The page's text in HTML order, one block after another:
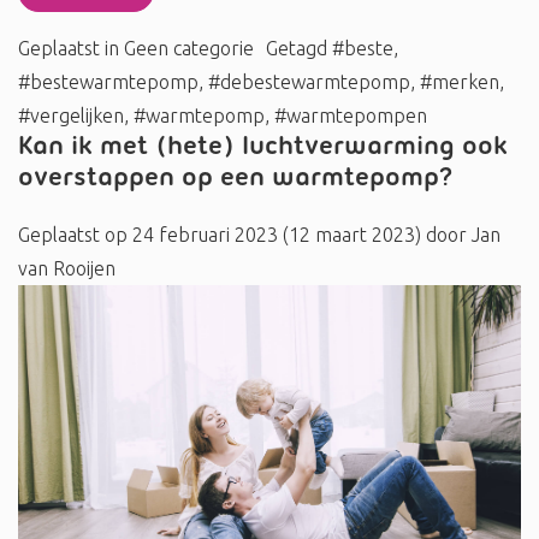
Geplaatst in Geen categorie Getagd #beste,
#bestewarmtepomp, #debestewarmtepomp, #merken,
#vergelijken, #warmtepomp, #warmtepompen
Kan ik met (hete) luchtverwarming ook
overstappen op een warmtepomp?
Geplaatst op 24 februari 2023 (12 maart 2023) door Jan
van Rooijen